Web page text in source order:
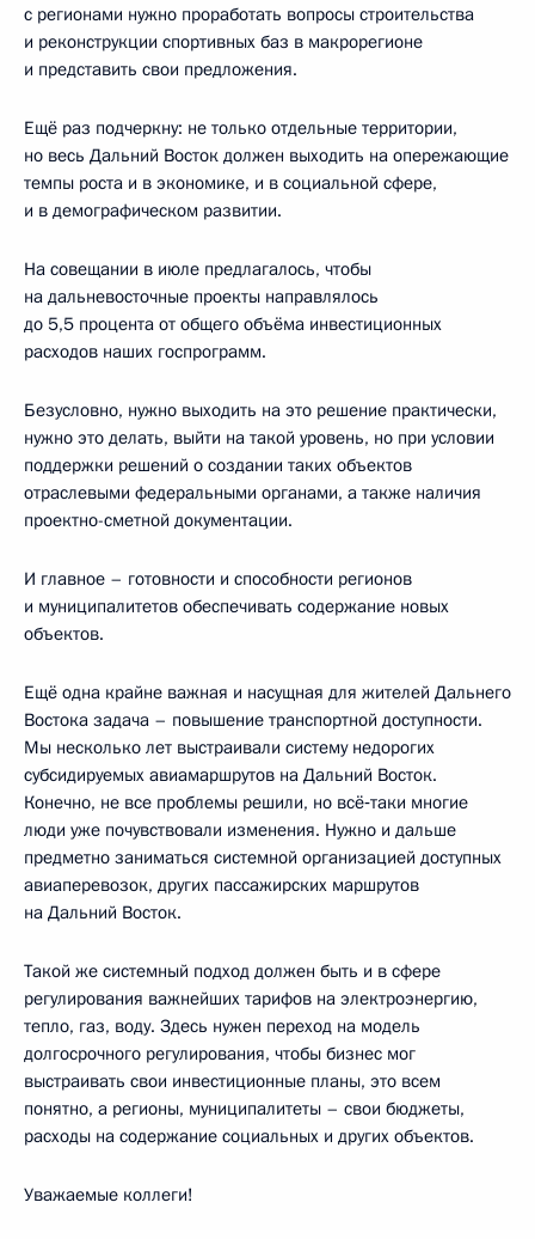
с регионами нужно проработать вопросы строительства
и реконструкции спортивных баз в макрорегионе
и представить свои предложения.
Ещё раз подчеркну: не только отдельные территории,
но весь Дальний Восток должен выходить на опережающие
темпы роста и в экономике, и в социальной сфере,
и в демографическом развитии.
На совещании в июле предлагалось, чтобы
на дальневосточные проекты направлялось
до 5,5 процента от общего объёма инвестиционных
расходов наших госпрограмм.
Безусловно, нужно выходить на это решение практически,
нужно это делать, выйти на такой уровень, но при условии
поддержки решений о создании таких объектов
отраслевыми федеральными органами, а также наличия
проектно-сметной документации.
И главное – готовности и способности регионов
и муниципалитетов обеспечивать содержание новых
объектов.
Ещё одна крайне важная и насущная для жителей Дальнего
Востока задача – повышение транспортной доступности.
Мы несколько лет выстраивали систему недорогих
субсидируемых авиамаршрутов на Дальний Восток.
Конечно, не все проблемы решили, но всё‑таки многие
люди уже почувствовали изменения. Нужно и дальше
предметно заниматься системной организацией доступных
авиаперевозок, других пассажирских маршрутов
на Дальний Восток.
Такой же системный подход должен быть и в сфере
регулирования важнейших тарифов на электроэнергию,
тепло, газ, воду. Здесь нужен переход на модель
долгосрочного регулирования, чтобы бизнес мог
выстраивать свои инвестиционные планы, это всем
понятно, а регионы, муниципалитеты – свои бюджеты,
расходы на содержание социальных и других объектов.
Уважаемые коллеги!